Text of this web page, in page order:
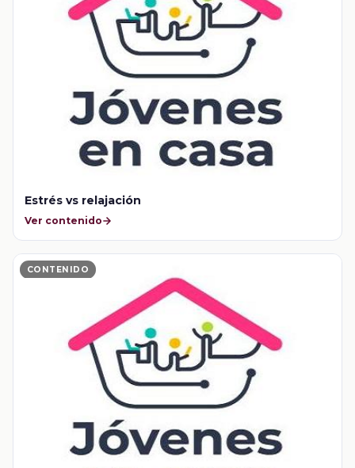
Estrés vs relajación
Ver contenido
CONTENIDO